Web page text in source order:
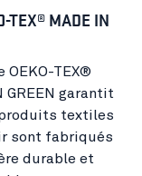
MADE IN
OEKO-TEX®
GREEN garantit
textiles
sont fabriqués
durable et